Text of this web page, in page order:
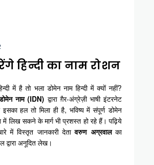
हिन्दी का नाम रोशन
में है तो भला डोमेन नाम हिन्दी में क्यों नहीं?
नाम (IDN) द्वारा ग़ैर-अंग्रेज़ी भाषी इंटरनेट
हल तो मिला ही है, भविष्य में संपूर्ण डोमेन
में लिख सकने के मार्ग भी प्रशस्त हो रहे हैं। पढ़िये
में विस्तृत जानकारी देतावरुण अग्रवालका
द्वारा अनूदित लेख।